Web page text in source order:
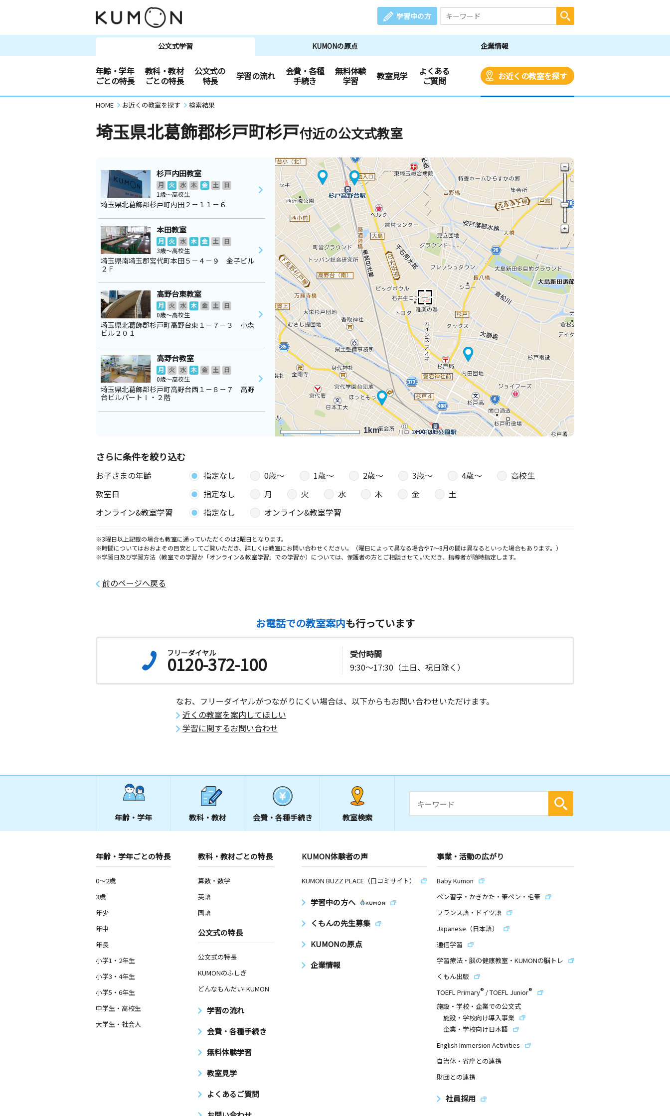
学習中の方
公文式学習 KUMONの原点 企業情報
年齢・学年
ごとの特長
教科・教材
ごとの特長
公文式の
特長
学習の流れ
会費・各種
手続き
無料体験
学習
教室見学
よくある
ご質問
お近くの教室を探す
HOME お近くの教室を探す 検索結果
埼玉県北葛飾郡杉戸町杉戸付近の公文式教室
1km
杉戸内田教室
月 火 水 木 金 土
日
1歳～高校生
埼玉県北葛飾郡杉戸町内田２－１１－６
本田教室
月 火 水 木 金 土
日
3歳～高校生
埼玉県南埼玉郡宮代町本田５－４－９ 金子ビル
２Ｆ
高野台東教室
月 火 水 木 金 土
日
0歳～高校生
埼玉県北葛飾郡杉戸町高野台東１－７－３ 小森
ビル２０１
高野台教室
月 火 水 木 金 土
日
0歳～高校生
埼玉県北葛飾郡杉戸町高野台西１－８－７ 高野
台ビルパートⅠ・２階
さらに条件を絞り込む
お子さまの年齢 指定なし 0歳〜 1歳〜 2歳〜 3歳〜 4歳〜
高校生
教室日
指定なし 月 火 水 木 金
土
オンライン&教室学習
指定なし オンライン&教室学習
※3曜日以上記載の場合も教室に通っていただくのは2曜日となります。
※時間についてはおおよその目安としてご覧いただき、詳しくは教室にお問い合わせください。（曜日によって異なる場合や7～8月の間は異なるといった場合もあります。）
※学習日及び学習方法（教室での学習か「オンライン＆教室学習」での学習か）については、保護者の方とご相談させていただき、指導者が随時指定します。
前のページへ戻る
お電話での教室案内も行っています
フリーダイヤル
0120-372-100
受付時間
9:30～17:30（土日、祝日除く）
なお、フリーダイヤルがつながりにくい場合は、以下からもお問い合わせいただけます。
近くの教室を案内してほしい
学習に関するお問い合わせ
年齢・学年 教科・教材 会費・ 各種手続き 教室検索
年齢・学年ごとの特長
0～2歳
3歳
年少
年中
年長
小学1・2年生
小学3・4年生
小学5・6年生
中学生・高校生
大学生・社会人
教科・教材ごとの特長
算数・数学
英語
国語
公文式の特長
公文式の特長
KUMONのふしぎ
どんなもんだい! KUMON
学習の流れ
会費・各種手続き
無料体験学習
教室見学
よくあるご質問
KUMON体験者の声
KUMON BUZZ PLACE（口コミサイト）
学習中の方へ
くもんの先生募集
KUMONの原点
企業情報
事業・活動の広がり
Baby Kumon
ペン習字・かきかた・筆ペン・毛筆
フランス語・ドイツ語
Japanese（日本語）
通信学習
学習療法・脳の健康教室・KUMONの脳トレ
くもん出版
TOEFL Primary® /TOEFL Junior®
施設・学校・企業での公文式
施設・学校向け導入事業
企業・学校向け日本語
English Immersion Activities
自治体・省庁との連携
財団との連携
社員採用